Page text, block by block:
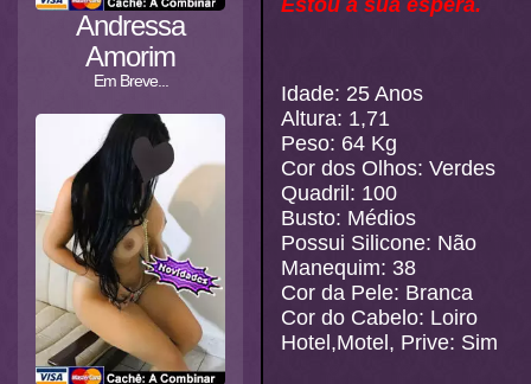
Andressa
Amorim
Em Breve...
Estou a sua espera.
Idade: 25 Anos
Altura: 1,71
Peso: 64 Kg
Cor dos Olhos: Verdes
Quadril: 100
Busto: Médios
Possui Silicone: Não
Manequim: 38
Cor da Pele: Branca
Cor do Cabelo: Loiro
Hotel,Motel, Prive: Sim